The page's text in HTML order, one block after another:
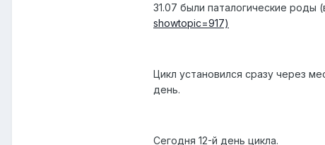
31.07 были паталогические
showtopic=917)
Цикл установился сразу через
день.
Сегодня 12-й день цикла.